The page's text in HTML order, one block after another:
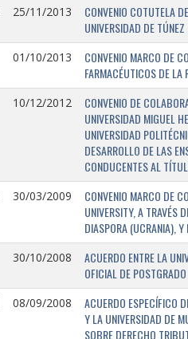
25/11/2013
CONVENIO COTUTELA
UNIVERSIDAD DE TÚNEZ
01/10/2013
CONVENIO MARCO DE
FARMACÉUTICOS DE LA
10/12/2012
CONVENIO DE
UNIVERSIDAD MIGUEL
UNIVERSIDAD
DESARROLLO DE LAS
CONDUCENTES AL
30/03/2009
CONVENIO MARCO DE
UNIVERSITY, A TRAVÉS
DIASPORA (UCRANIA),
30/10/2008
ACUERDO ENTRE LA
OFICIAL DE
08/09/2008
ACUERDO ESPECÍFICO
Y LA UNIVERSIDAD DE
SOBRE DERECHO